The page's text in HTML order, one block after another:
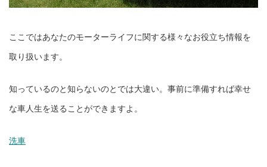
ここではあなたのモーターライフに関する様々なお役立ち情報を
取り扱います。
知っているのと知らないのとでは大違い。事前に準備すれば幸せ
な車人生を送ることができますよ。
洗車